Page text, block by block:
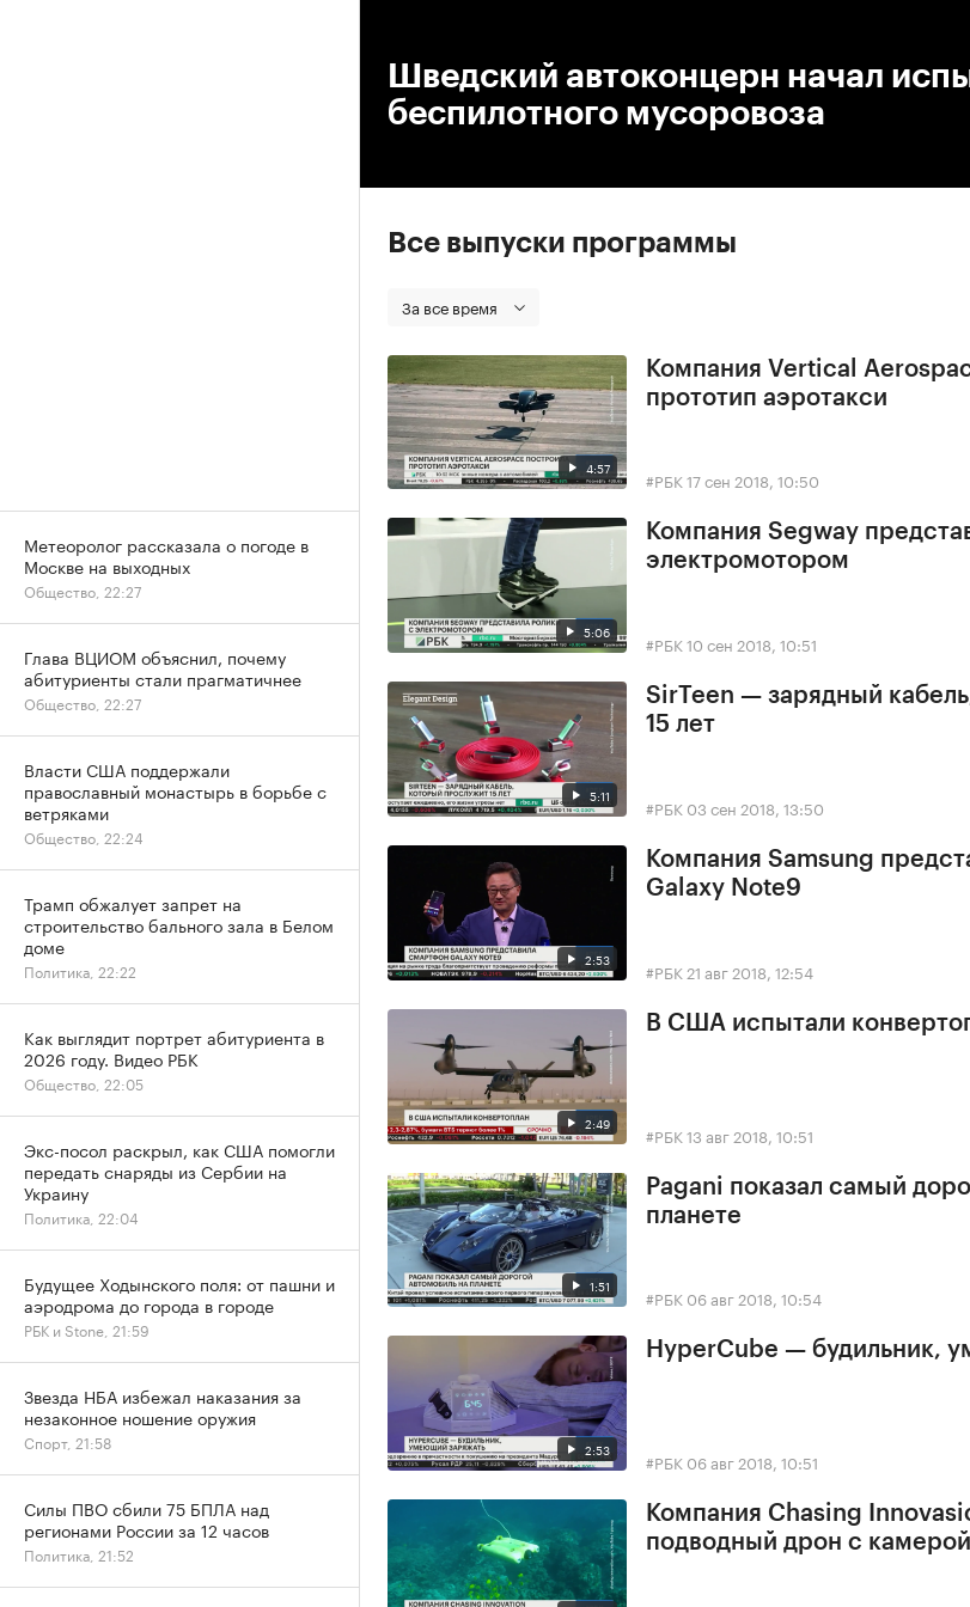
Шведский автоконцерн начал
беспилотного мусоровоза
Все выпуски программы
За все время
4:57
Компания Vertical
прототип аэротакси
#РБК17 сен 2018, 10:50
5:06
Компания Segway
электромотором
#РБК10 сен 2018, 10:51
5:11
SirTeen — зарядный
15 лет
#РБК 03 сен 2018, 13:50
2:53
Компания Samsung
Galaxy Note9
#РБК 21 авг 2018, 12:54
2:49
В США испытали
#РБК13 авг 2018, 10:51
1:51
Pagani показал самый
планете
#РБК 06 авг 2018, 10:54
2:53
HyperCube — будильник,
#РБК 06 авг 2018, 10:51
Компания Chasing
подводный дрон с камерой
Метеоролог рассказала о погоде в
Москве на выходных
Общество, 22:27
Глава ВЦИОМ объяснил, почему
абитуриенты стали прагматичнее
Общество, 22:27
Власти США поддержали
православный монастырь в борьбе с
ветряками
Общество, 22:24
Трамп обжалует запрет на
строительство бального зала в Белом
доме
Политика, 22:22
Как выглядит портрет абитуриента в
2026 году. Видео РБК
Общество, 22:05
Экс-посол раскрыл, как США помогли
передать снаряды из Сербии на
Украину
Политика, 22:04
Будущее Ходынского поля: от пашни и
аэродрома до города в городе
РБК и Stone, 21:59
Звезда НБА избежал наказания за
незаконное ношение оружия
Спорт, 21:58
Силы ПВО сбили 75 БПЛА над
регионами России за 12 часов
Политика, 21:52